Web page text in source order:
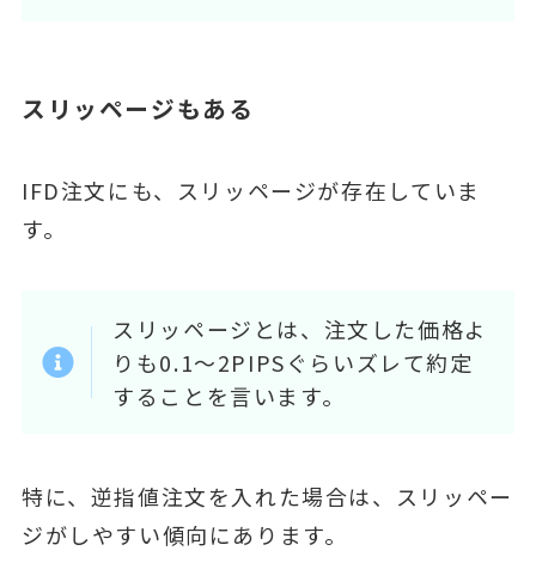
スリッページもある
IFD注文にも、スリッページが存在していま
す。
スリッページとは、注文した価格よ
りも0.1～2PIPSぐらいズレて約定
することを言います。
特に、逆指値注文を入れた場合は、スリッペー
ジがしやすい傾向にあります。